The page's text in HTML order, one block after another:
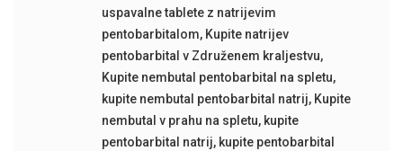
uspavalne tablete z natrijevim
pentobarbitalom, Kupite natrijev
pentobarbital v Združenem kraljestvu,
Kupite nembutal pentobarbital na spletu,
kupite nembutal pentobarbital natrij, Kupite
nembutal v prahu na spletu, kupite
pentobarbital natrij, kupite pentobarbital